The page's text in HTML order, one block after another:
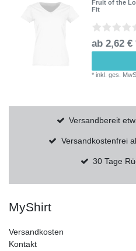
Fruit of the
Fit
ab 2,62 €
*inkl. ges.
Versandbereit
Versandkostenfrei
30 Tage
MyShirt
Versandkosten
Kontakt